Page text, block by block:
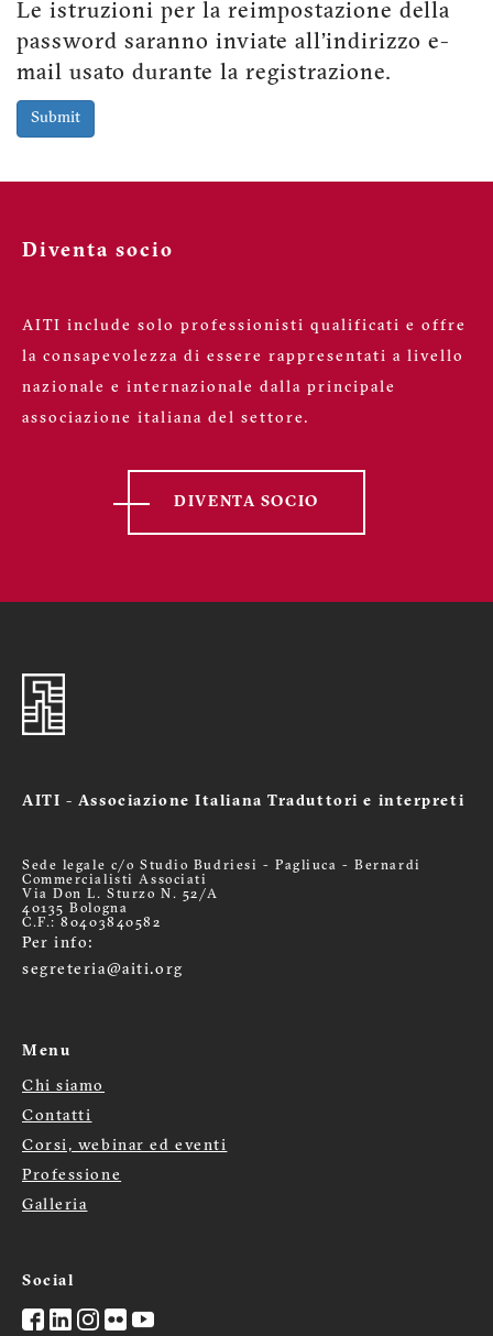
Le istruzioni per la reimpostazione della
password saranno inviate all'indirizzo e-
mail usato durante la registrazione.
Submit
Diventa socio
AITI include solo professionisti qualificati e offre
la consapevolezza di essere rappresentati a livello
nazionale e internazionale dalla principale
associazione italiana del settore.
DIVENTA SOCIO
AITI - Associazione Italiana Traduttori e interpreti
Sede legale c/o Studio Budriesi - Pagliuca - Bernardi
Commercialisti Associati
Via Don L. Sturzo N. 52/A
40135 Bologna
C.F.: 80403840582
Per info:
segreteria@aiti.org
Menu
Menù
footer
Chi siamo
Contatti
Corsi, webinar ed eventi
Professione
Galleria
Social